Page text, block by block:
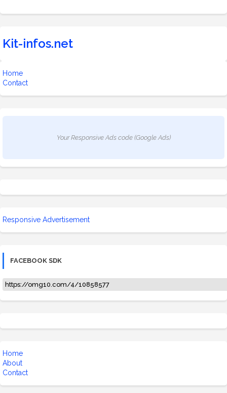
Kit-infos.net
Home
Contact
Your Responsive Ads code (Google Ads)
Responsive Advertisement
FACEBOOK SDK
https://omg10.com/4/10858577
Home
About
Contact